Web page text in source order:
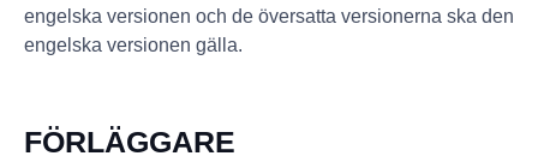
engelska versionen och de översatta versionerna ska den
engelska versionen gälla.
FÖRLÄGGARE